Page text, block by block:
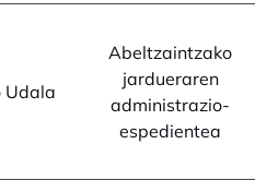
Udala
Abeltzaintzako
jardueraren
administrazio-
espedientea